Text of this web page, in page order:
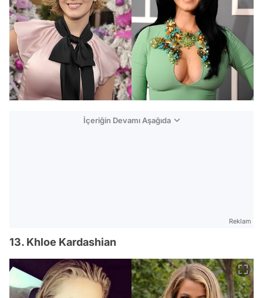
İçeriğin Devamı Aşağıda
Reklam
13. Khloe Kardashian